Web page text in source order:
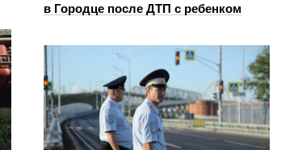
в Городце после ДТП с ребенком